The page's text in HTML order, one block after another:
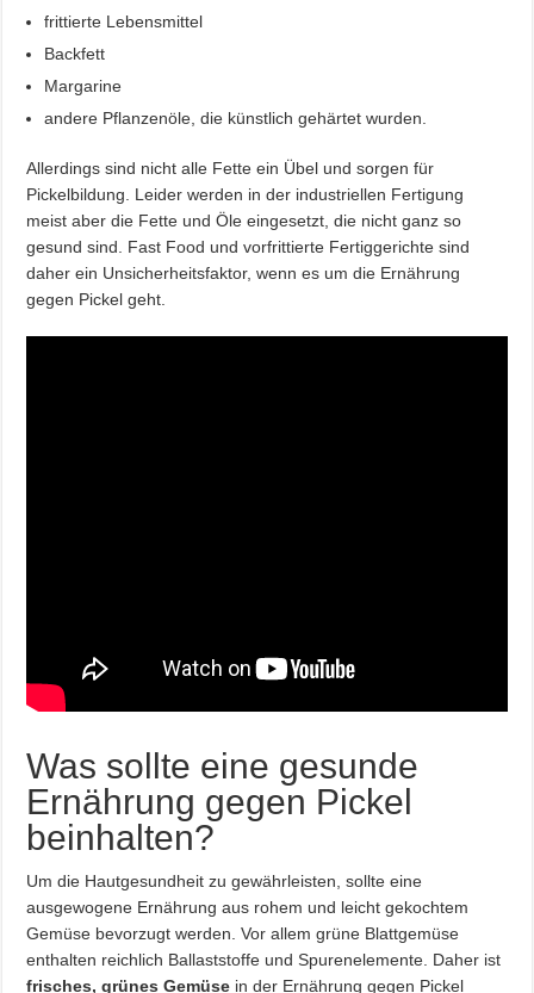
frittierte Lebensmittel
Backfett
Margarine
andere Pflanzenöle, die künstlich gehärtet wurden.
Allerdings sind nicht alle Fette ein Übel und sorgen für
Pickelbildung. Leider werden in der industriellen Fertigung
meist aber die Fette und Öle eingesetzt, die nicht ganz so
gesund sind. Fast Food und vorfrittierte Fertiggerichte sind
daher ein Unsicherheitsfaktor, wenn es um die Ernährung
gegen Pickel geht.
Was sollte eine gesunde
Ernährung gegen Pickel
beinhalten?
Um die Hautgesundheit zu gewährleisten, sollte eine
ausgewogene Ernährung aus rohem und leicht gekochtem
Gemüse bevorzugt werden. Vor allem grüne Blattgemüse
enthalten reichlich Ballaststoffe und Spurenelemente. Daher ist
frisches, grünes Gemüse in der Ernährung gegen Pickel